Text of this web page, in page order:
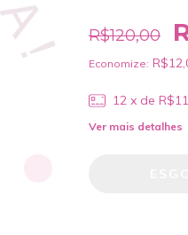
R$120,00
Economize:
12 x de
Ver mais detalhes